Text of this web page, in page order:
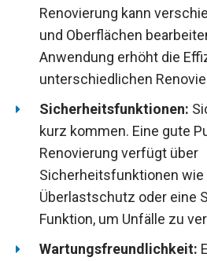
Renovierung kann
und Oberflächen
Anwendung erhöht die
unterschiedlichen
Sicherheitsfunktionen:
kurz kommen. Eine gute
Renovierung verfügt über
Sicherheitsfunktionen wie
Überlastschutz oder eine
Funktion, um Unfälle zu
Wartungsfreundlichkeit: